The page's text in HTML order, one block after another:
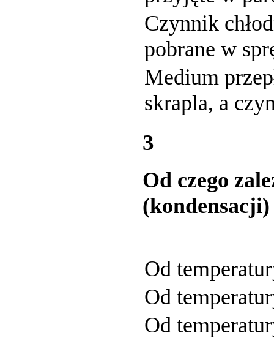
Czynnik
pobrane w
Medium
skrapla, a
3
Od czego
(kondensacji)
Od
Od
Od